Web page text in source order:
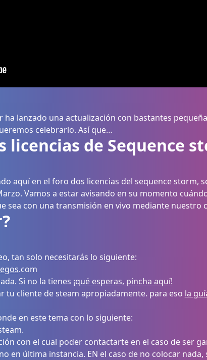
ha lanzado una actualización con bastantes
celebrarlo. Así que…
licencias de Sequence
aquí en el foro dos licencias del sequence storm,
Vamos a estar avisando en su momento
sea con una transmisión en vivo mediante nuestro
tan solo necesitarás lo siguiente:
.com
Si no la tienes ¡qué esperas, pincha aquí!
tu cliente de steam apropiadamente. para eso la
en este tema con lo siguiente:
con el cual poder contactarte en el caso de ser
en última instancia. EN el caso de no colocar nada,